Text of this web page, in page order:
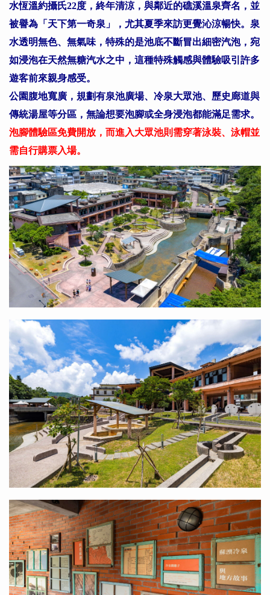
水恆溫約攝氏22度，終年清涼，與鄰近的礁溪溫泉齊名，並
被譽為「天下第一奇泉」，尤其夏季來訪更覺沁涼暢快。泉
水透明無色、無氣味，特殊的是池底不斷冒出細密汽泡，宛
如浸泡在天然無糖汽水之中，這種特殊觸感與體驗吸引許多
遊客前來親身感受。
公園腹地寬廣，規劃有泉池廣場、冷泉大眾池、歷史廊道與
傳統湯屋等分區，無論想要泡腳或全身浸泡都能滿足需求。
泡腳體驗區免費開放，而進入大眾池則需穿著泳裝、泳帽並
需自行購票入場。